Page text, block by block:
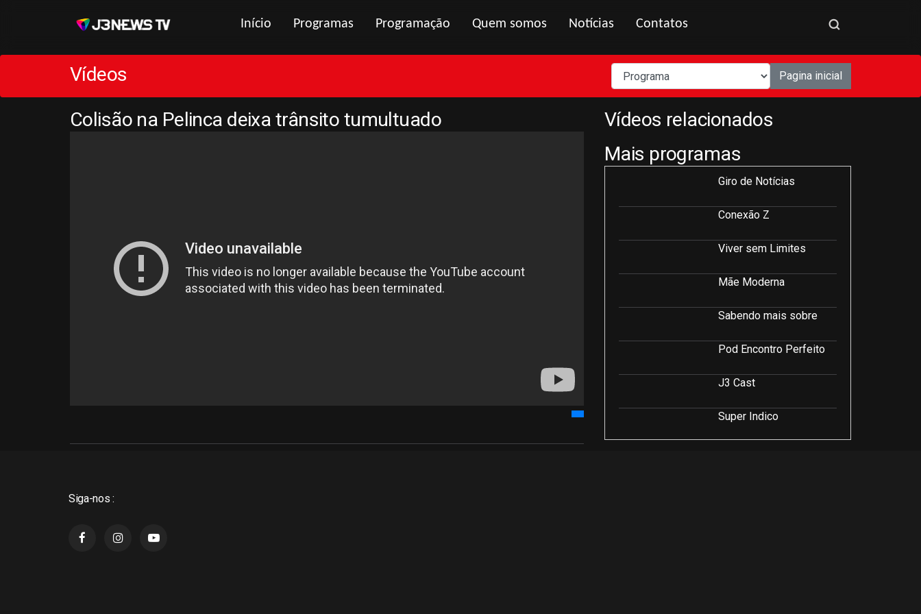
Início Programas Programação Quem somos Notícias Contatos
Vídeos Pagina inicial
Colisão na Pelinca deixa trânsito tumultuado
Vídeos relacionados
Mais programas
Giro de Notícias
Conexão Z
Viver sem Limites
Mãe Moderna
Sabendo mais sobre
Pod Encontro Perfeito
J3 Cast
Super Indico
Siga-nos :